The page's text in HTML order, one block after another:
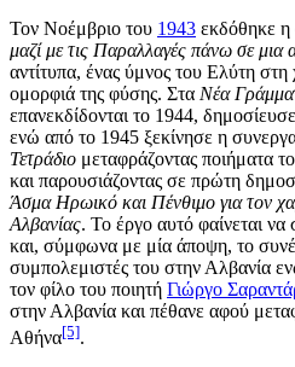
Τον Νοέμβριο του 1943 εκδόθηκε
μαζί με τις Παραλλαγές πάνω σε μια
αντίτυπα, ένας ύμνος του Ελύτη
ομορφιά της φύσης. Στα Νέα
επανεκδίδονται το 1944,
ενώ από το 1945 ξεκίνησε η
Τετράδιο μεταφράζοντας ποιήματα
και παρουσιάζοντας σε πρώτη
Άσμα Ηρωικό και Πένθιμο για τον
Αλβανίας. Το έργο αυτό φαίνεται
και, σύμφωνα με μία άποψη, το
συμπολεμιστές του στην Αλβανία
τον φίλο του ποιητή Γιώργο
στην Αλβανία και πέθανε αφού
Αθήνα[5].